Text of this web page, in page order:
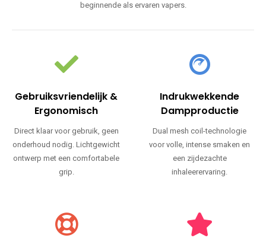
beginnende als ervaren vapers.
Gebruiksvriendelijk &
Ergonomisch
Direct klaar voor gebruik, geen
onderhoud nodig. Lichtgewicht
ontwerp met een comfortabele
grip.
Indrukwekkende
Dampproductie
Dual mesh coil-technologie
voor volle, intense smaken en
een zijdezachte
inhaleerervaring.